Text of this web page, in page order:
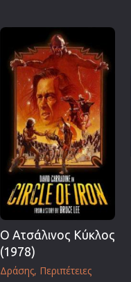
Ο Ατσάλινος Κύκλος
(1978)
Δράσης Περιπέτειες